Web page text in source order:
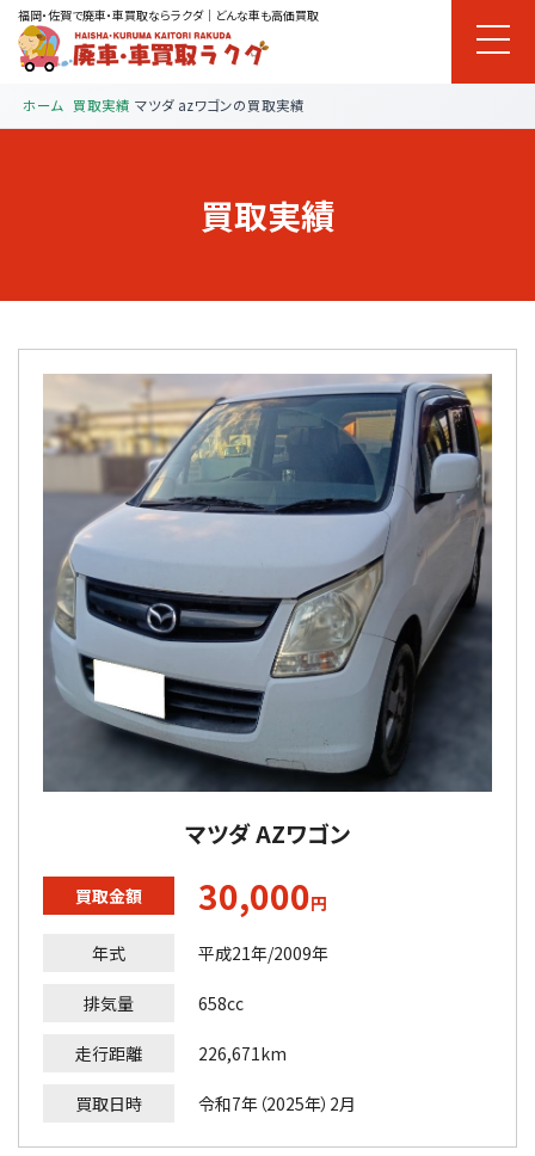
福岡・佐賀で廃車・車買取ならラクダ｜どんな車も高価買取
ホーム 買取実績 マツダ azワゴンの買取実績
買取実績
マツダ AZワゴン
買取金額 30,000円
年式 平成21年/2009年
排気量 658cc
走行距離 226,671km
買取日時 令和7年（2025年）2月